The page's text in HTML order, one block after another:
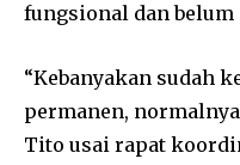
fungsional dan belum
“Kebanyakan sudah
permanen,
Tito usai rapat